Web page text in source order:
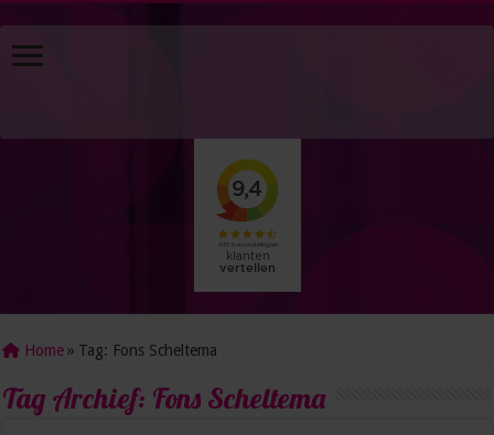
Home » Tag: Fons Scheltema
Tag Archief: Fons Scheltema